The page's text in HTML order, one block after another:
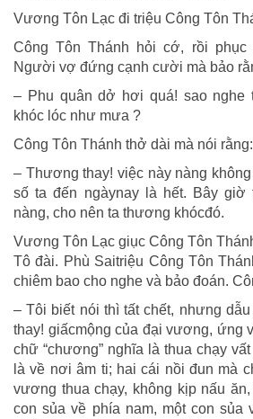
Vương Tôn Lạc đi triệu Công Tôn
Công Tôn Thánh hỏi cớ, rồi phục
Người vợ đứng cạnh cười mà bảo
– Phu quân dở hơi quá! sao nghe
khóc lóc như mưa ?
Công Tôn Thánh thở dài mà nói rằng:
– Thương thay! việc này nàng
số ta đến ngàynay là hết. Bây
nàng, cho nên ta thương khócđó.
Vương Tôn Lạc giục Công Tôn
Tô đài. Phù Saitriệu Công Tôn
chiêm bao cho nghe và bảo đoán.
– Tôi biết nói thì tất chết, nhưng
thay! giấcmộng của đại vương, ứng
chữ “chương” nghĩa là thua chạy vất
là về nơi âm ti; hai cái nồi đun mà
vương thua chạy, không kịp nấu
con sủa về phía nam, một con sủa